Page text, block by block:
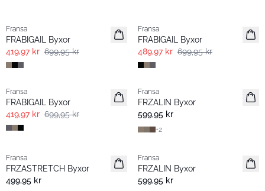
Fransa
FRABIGAIL Byxor
419,97 kr 699,95 kr
Fransa
FRABIGAIL Byxor
489,97 kr 699,95 kr
- 40%
Fransa
FRABIGAIL Byxor
419,97 kr 699,95 kr
- 60%
Fransa
FRZALIN Byxor
599,95 kr
+2
Extended size
Fransa
FRZASTRETCH Byxor
499,95 kr
Fransa
FRZALIN Byxor
599,95 kr